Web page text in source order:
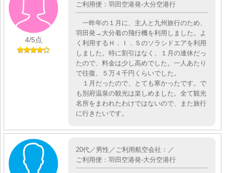
4/5点
ご利用便：羽田空港発-大分空港行
一昨年の１月に、主人と九州旅行のため、
羽田発→大分着の飛行機を利用しました。よ
く利用するＨ．Ｉ．Ｓのソラシドエアを利用
しました。特に割引はなく、１月の連休だっ
たので、料金は少し高めでした。一人あたり
で往復、５万４千円くらいでした。
１月だったので、とても寒かったです。で
も別府温泉の観光は楽しめました。全て観光
名所をまわれたわけではないので、また旅行
に行きたいです。
20代／男性／ご利用航空会社：／
ご利用便：羽田空港発-大分空港行